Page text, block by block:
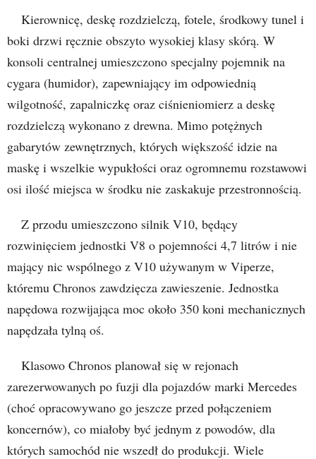
Kierownicę, deskę rozdzielczą, fotele, środkowy tunel i
boki drzwi ręcznie obszyto wysokiej klasy skórą. W
konsoli centralnej umieszczono specjalny pojemnik na
cygara (humidor), zapewniający im odpowiednią
wilgotność, zapalniczkę oraz ciśnieniomierz a deskę
rozdzielczą wykonano z drewna. Mimo potężnych
gabarytów zewnętrznych, których większość idzie na
maskę i wszelkie wypukłości oraz ogromnemu rozstawowi
osi ilość miejsca w środku nie zaskakuje przestronnością.
Z przodu umieszczono silnik V10, będący
rozwinięciem jednostki V8 o pojemności 4,7 litrów i nie
mający nic wspólnego z V10 używanym w Viperze,
któremu Chronos zawdzięcza zawieszenie. Jednostka
napędowa rozwijająca moc około 350 koni mechanicznych
napędzała tylną oś.
Klasowo Chronos planował się w rejonach
zarezerwowanych po fuzji dla pojazdów marki Mercedes
(choć opracowywano go jeszcze przed połączeniem
koncernów), co miałoby być jednym z powodów, dla
których samochód nie wszedł do produkcji. Wiele